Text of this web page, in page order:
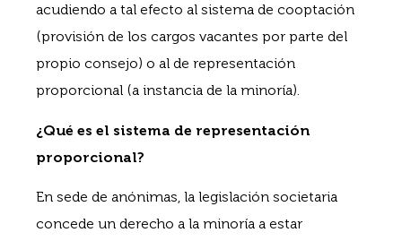
acudiendo a tal efecto al sistema de cooptación
(provisión de los cargos vacantes por parte del
propio consejo) o al de representación
proporcional (a instancia de la minoría).
¿Qué es el sistema de representación
proporcional?
En sede de anónimas, la legislación societaria
concede un derecho a la minoría a estar